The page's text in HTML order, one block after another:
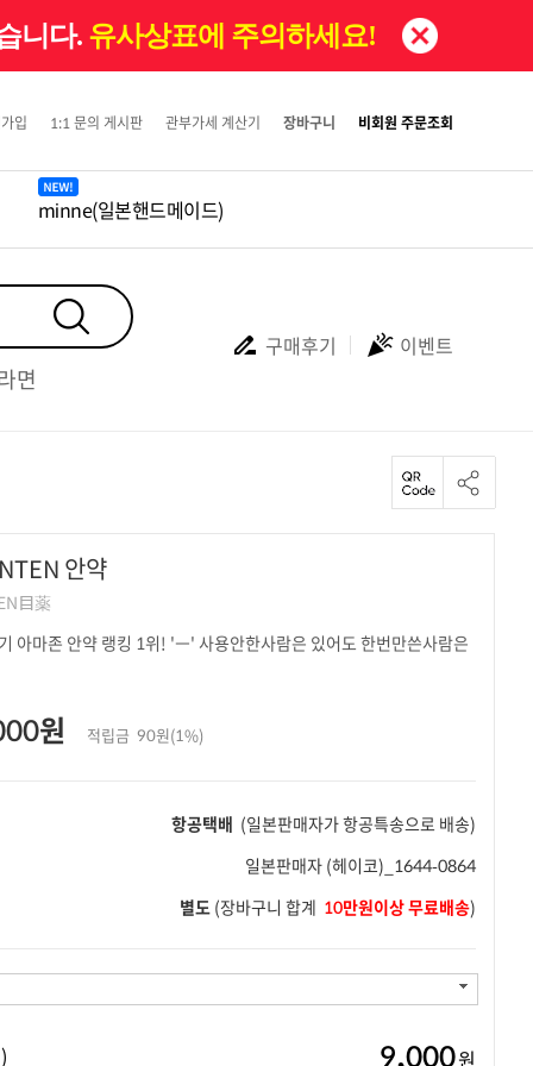
니다. 유사상표에 주의하세요!
minne(일본핸드메이드)
입 1:1 문의 게시판 관부가세 계산기 장바구니 비회원 주문조회
면
구매후기 이벤트
안약
目薬
원 적립금 90원(1%)
항공택배 (일본판매자가 항공특송으로 배송)
일본판매자 (헤이코)_1644-0864
별도 (장바구니 합계 10만원이상 무료배송)
9,000원